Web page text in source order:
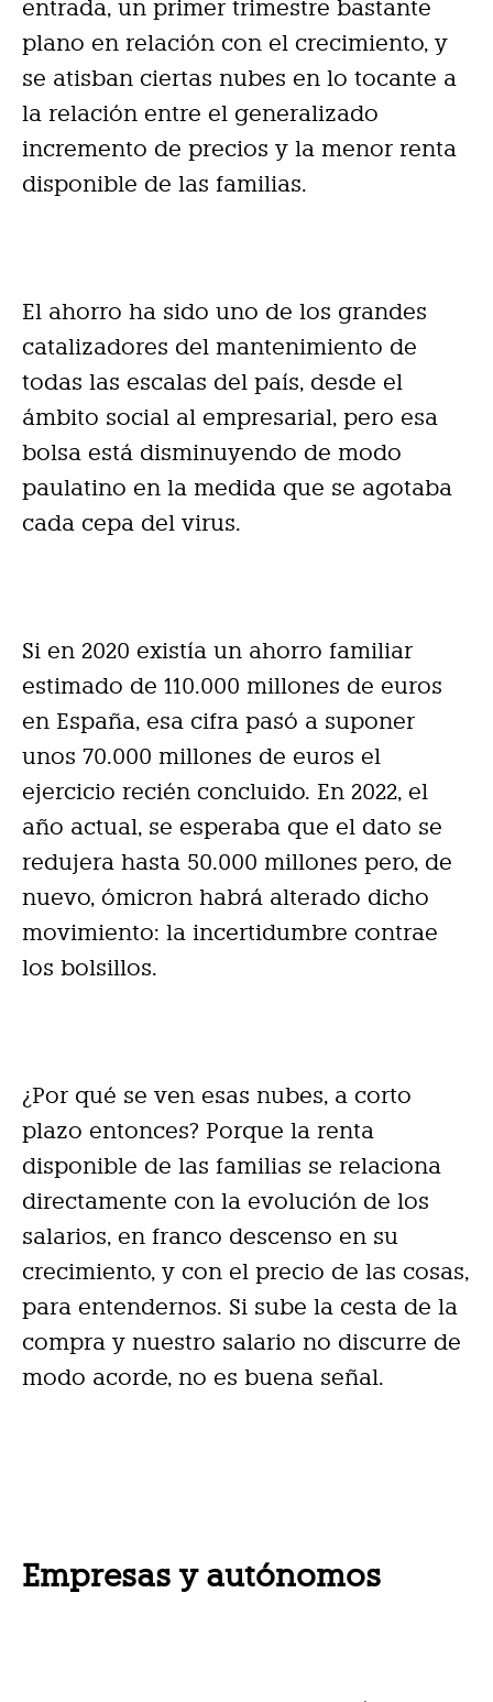
entrada, un primer trimestre bastante
plano en relación con el crecimiento, y
se atisban ciertas nubes en lo tocante a
la relación entre el generalizado
incremento de precios y la menor renta
disponible de las familias.
El ahorro ha sido uno de los grandes
catalizadores del mantenimiento de
todas las escalas del país, desde el
ámbito social al empresarial, pero esa
bolsa está disminuyendo de modo
paulatino en la medida que se agotaba
cada cepa del virus.
Si en 2020 existía un ahorro familiar
estimado de 110.000 millones de euros
en España, esa cifra pasó a suponer
unos 70.000 millones de euros el
ejercicio recién concluido. En 2022, el
año actual, se esperaba que el dato se
redujera hasta 50.000 millones pero, de
nuevo, ómicron habrá alterado dicho
movimiento: la incertidumbre contrae
los bolsillos.
¿Por qué se ven esas nubes, a corto
plazo entonces? Porque la renta
disponible de las familias se relaciona
directamente con la evolución de los
salarios, en franco descenso en su
crecimiento, y con el precio de las cosas,
para entendernos. Si sube la cesta de la
compra y nuestro salario no discurre de
modo acorde, no es buena señal.
Empresas y autónomos